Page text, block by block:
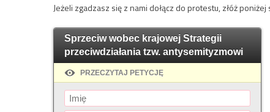
Jeżeli zgadzasz się z nami dołącz do protestu, złóż
Sprzeciw wobec krajowej Strategii
przeciwdziałania tzw. antysemityzmowi
PRZECZYTAJ PETYCJĘ